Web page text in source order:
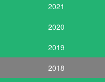
2021
2020
2019
2018